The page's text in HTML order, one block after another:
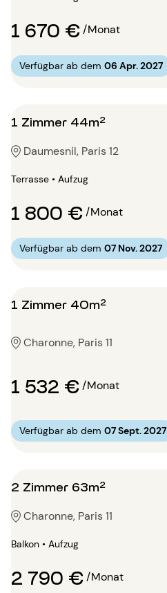
1 670 €/Monat
Verfügbar ab dem 06 Apr. 2027
1 Zimmer 44m²
Daumesnil, Paris 12
Terrasse • Aufzug
1 800 €/Monat
Verfügbar ab dem 07 Nov. 2027
1 Zimmer 40m²
Charonne, Paris 11
1 532 €/Monat
Verfügbar ab dem 07 Sept. 2027
2 Zimmer 63m²
Charonne, Paris 11
Balkon • Aufzug
2 790 €/Monat